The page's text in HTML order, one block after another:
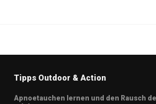
Tipps Outdoor & Action
Apnoetauchen lernen und den Rausch